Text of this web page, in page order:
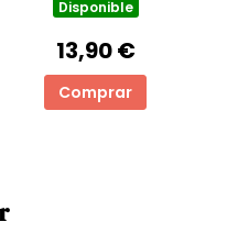
SIEMPRE! NOVELA 1
Disponible
13,90 €
Comprar